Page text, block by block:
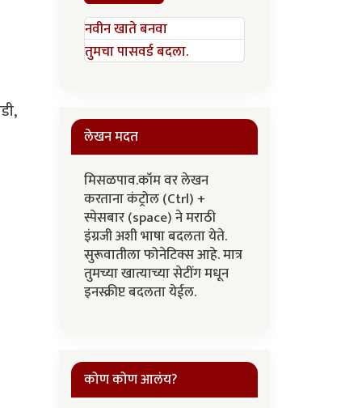
नवीन खाते बनवा
तुमचा पासवर्ड बदला.
लेखन मदत
मिसळपाव.कॉम वर लेखन
करताना कंट्रोल (Ctrl) +
स्पेसबार (space) ने मराठी
इंग्रजी अशी भाषा बदलता येते.
सुरूवातीला फोनेटिक्स आहे. मात्र
तुमच्या खात्याच्या सेटींग मधून
इनस्क्रीप्ट बदलता येईल.
कोण कोण आलंय?